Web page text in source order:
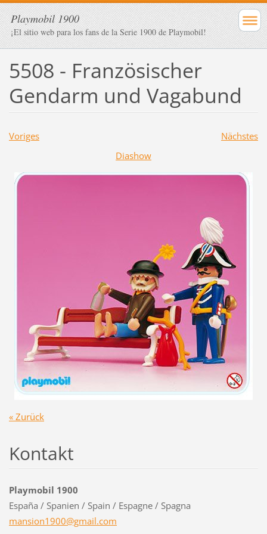
Playmobil 1900
¡El sitio web para los fans de la Serie 1900 de Playmobil!
5508 - Französischer
Gendarm und Vagabund
Voriges
Nächstes
Diashow
« Zurück
Kontakt
Playmobil 1900
España / Spanien / Spain / Espagne / Spagna
mansion1900@gmail.com